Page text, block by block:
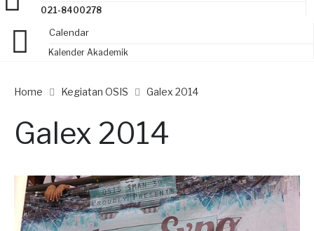
021-8400278
Calendar
Kalender Akademik
Home Kegiatan OSIS Galex 2014
Galex 2014